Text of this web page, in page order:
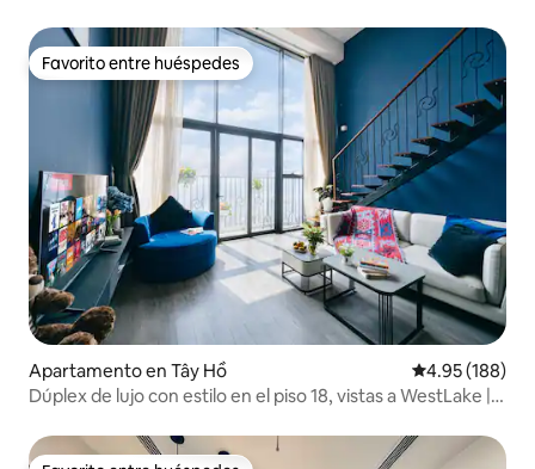
Favorito entre huéspedes
Favorito entre huéspedes
Apartamento en Tây Hồ Calificación
4.95 (188)
Dúplex de lujo con estilo en el piso 18, vistas a WestLake |